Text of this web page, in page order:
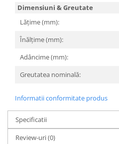
Antivirus
Dimensiuni & Greutate
Lățime (mm):
Înălțime (mm):
Adâncime (mm):
Greutatea nominală:
Informatii conformitate produs
Specificatii
Review-uri(0)